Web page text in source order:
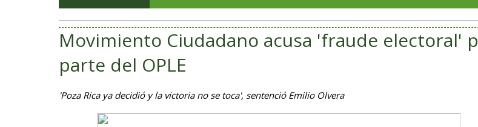
Movimiento Ciudadano acusa 'fraude electoral'
parte del OPLE
'Poza Rica ya decidió y la victoria no se toca', sentenció Emilio Olvera